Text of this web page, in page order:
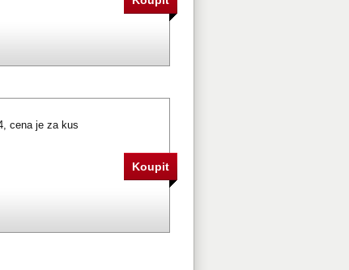
cena je za kus